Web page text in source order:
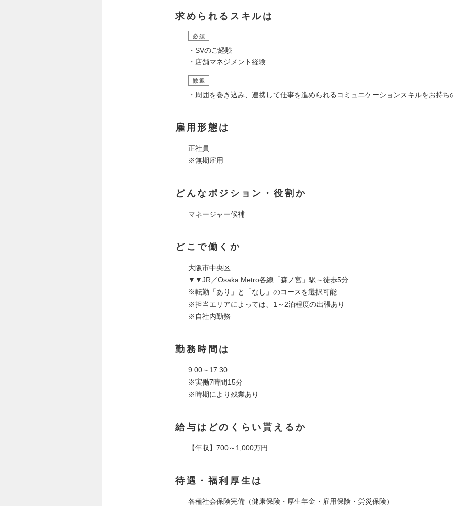
求められるスキルは
必須
・SVのご経験
・店舗マネジメント経験
歓迎
・周囲を巻き込み、連携して仕事を進められるコミュニケーションスキルをお持ち
雇用形態は
正社員
※無期雇用
どんなポジション・役割か
マネージャー候補
どこで働くか
大阪市中央区
▼▼JR／Osaka Metro各線「森ノ宮」駅～徒歩5分
※転勤「あり」と「なし」のコースを選択可能
※担当エリアによっては、1～2泊程度の出張あり
※自社内勤務
勤務時間は
9:00～17:30
※実働7時間15分
※時期により残業あり
給与はどのくらい貰えるか
【年収】700～1,000万円
待遇・福利厚生は
各種社会保険完備（健康保険・厚生年金・雇用保険・労災保険）